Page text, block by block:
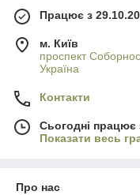
Працює з
м. Київ
проспект
Україна
Контакти
Сьогодні працює
Показати весь
Про нас